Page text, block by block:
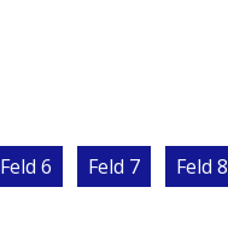
Feld 6 Feld 7
Feld 8